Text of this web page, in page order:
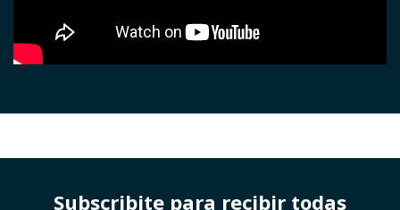
Subscribite para recibir todas